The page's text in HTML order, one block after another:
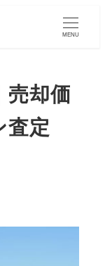
MENU
売却価
査定